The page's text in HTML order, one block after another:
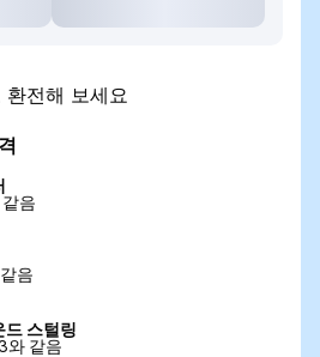
전해 보세요
음
음
스털링
와 같음